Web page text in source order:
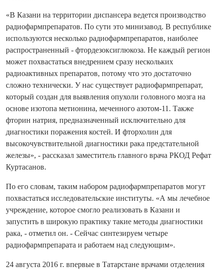
«В Казани на территории диспансера ведется производство
радиофармпрепаратов. По сути это минизавод. В республике
используются несколько радиофармпрепаратов, наиболее
распространенный - фтордезоксиглюкоза. Не каждый регион
может похвастаться внедрением сразу нескольких
радиоактивных препаратов, потому что это достаточно
сложно технически. У нас существует радиофармпрепарат,
который создан для выявления опухоли головного мозга на
основе изотопа метионина, меченного азотом-11. Также
фторин натрия, предназначенный исключительно для
диагностики поражения костей. И фторхолин для
высокочувствительной диагностики рака предстательной
железы», - рассказал заместитель главного врача РКОД Рефат
Куртасанов.
По его словам, таким набором радиофармпрепаратов могут
похвастаться исследовательские институты. «А мы лечебное
учреждение, которое смогло реализовать в Казани и
запустить в широкую практику такие методы диагностики
рака, - отметил он. - Сейчас синтезируем четыре
радиофармпрепарата и работаем над следующим».
24 августа 2016 г. впервые в Татарстане врачами отделения